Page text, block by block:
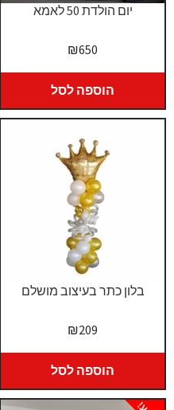
יום הולדת 50 לאמא
₪650
הוספה לסל
בלון כתר בעיצוב מושלם
₪209
הוספה לסל